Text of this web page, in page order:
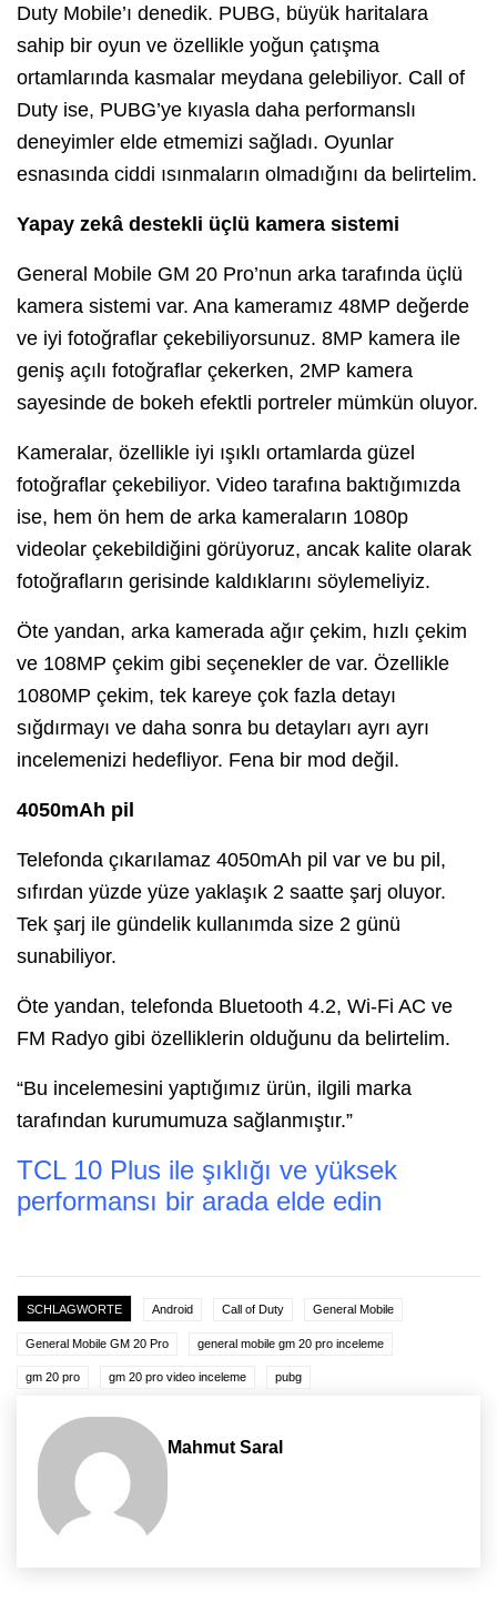
Duty Mobile’ı denedik. PUBG, büyük haritalara
sahip bir oyun ve özellikle yoğun çatışma
ortamlarında kasmalar meydana gelebiliyor. Call of
Duty ise, PUBG’ye kıyasla daha performanslı
deneyimler elde etmemizi sağladı. Oyunlar
esnasında ciddi ısınmaların olmadığını da belirtelim.
Yapay zekâ destekli üçlü kamera sistemi
General Mobile GM 20 Pro’nun arka tarafında üçlü
kamera sistemi var. Ana kameramız 48MP değerde
ve iyi fotoğraflar çekebiliyorsunuz. 8MP kamera ile
geniş açılı fotoğraflar çekerken, 2MP kamera
sayesinde de bokeh efektli portreler mümkün oluyor.
Kameralar, özellikle iyi ışıklı ortamlarda güzel
fotoğraflar çekebiliyor. Video tarafına baktığımızda
ise, hem ön hem de arka kameraların 1080p
videolar çekebildiğini görüyoruz, ancak kalite olarak
fotoğrafların gerisinde kaldıklarını söylemeliyiz.
Öte yandan, arka kamerada ağır çekim, hızlı çekim
ve 108MP çekim gibi seçenekler de var. Özellikle
1080MP çekim, tek kareye çok fazla detayı
sığdırmayı ve daha sonra bu detayları ayrı ayrı
incelemenizi hedefliyor. Fena bir mod değil.
4050mAh pil
Telefonda çıkarılamaz 4050mAh pil var ve bu pil,
sıfırdan yüzde yüze yaklaşık 2 saatte şarj oluyor.
Tek şarj ile gündelik kullanımda size 2 günü
sunabiliyor.
Öte yandan, telefonda Bluetooth 4.2, Wi-Fi AC ve
FM Radyo gibi özelliklerin olduğunu da belirtelim.
“Bu incelemesini yaptığımız ürün, ilgili marka
tarafından kurumumuza sağlanmıştır.”
TCL 10 Plus ile şıklığı ve yüksek
performansı bir arada elde edin
SCHLAGWORTE Android Call of Duty General Mobile
General Mobile GM 20 Pro general mobile gm 20 pro inceleme
gm 20 pro gm 20 pro video inceleme pubg
Mahmut Saral